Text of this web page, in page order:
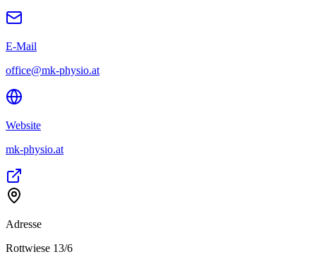
E-Mail
office@mk-physio.at
Website
mk-physio.at
Adresse
Rottwiese 13/6